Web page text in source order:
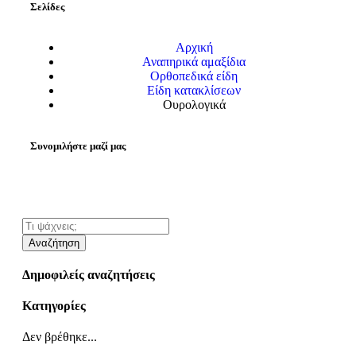
Σελίδες
Αρχική
Αναπηρικά αμαξίδια
Ορθοπεδικά είδη
Είδη κατακλίσεων
Ουρολογικά
Συνομιλήστε μαζί μας
Αναζήτηση
Δημοφιλείς αναζητήσεις
Κατηγορίες
Δεν βρέθηκε...